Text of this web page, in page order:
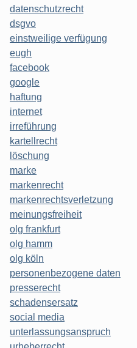
datenschutzrecht
dsgvo
einstweilige verfügung
eugh
facebook
google
haftung
internet
irreführung
kartellrecht
löschung
marke
markenrecht
markenrechtsverletzung
meinungsfreiheit
olg frankfurt
olg hamm
olg köln
personenbezogene daten
presserecht
schadensersatz
social media
unterlassungsanspruch